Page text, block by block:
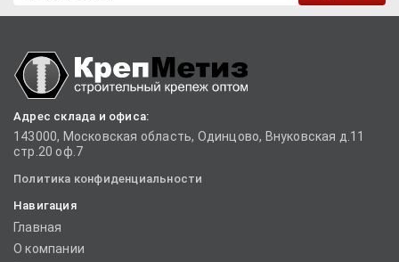
Адрес склада и офиса:
143000, Московская область, Одинцово, Внуковская д.11
стр.20 оф.7
Политика конфиденциальности
Навигация
Главная
О компании